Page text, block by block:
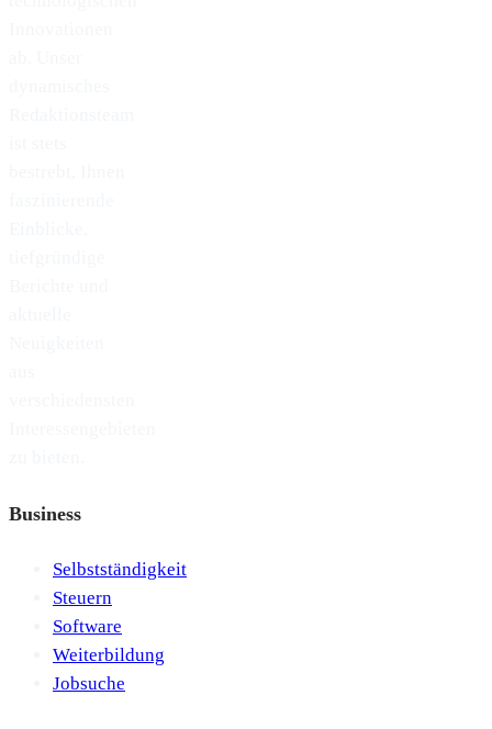
Business
Selbstständigkeit
Steuern
Software
Weiterbildung
Jobsuche